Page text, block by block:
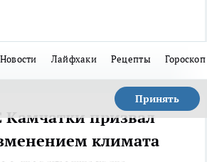
Лайфхаки Рецепты Гороскоп
Принять
призвал
климата